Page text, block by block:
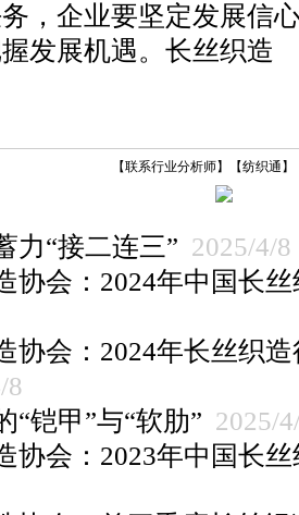
，企业要坚定发展信
发展机遇。‌长丝织造
【纺织通 】
【联系行业分析师】
力“接二连三” 2025/4/8
协会：2024年中国长
协会：2024年长丝织
8
“铠甲”与“软肋” 2025/
协会：2023年中国长